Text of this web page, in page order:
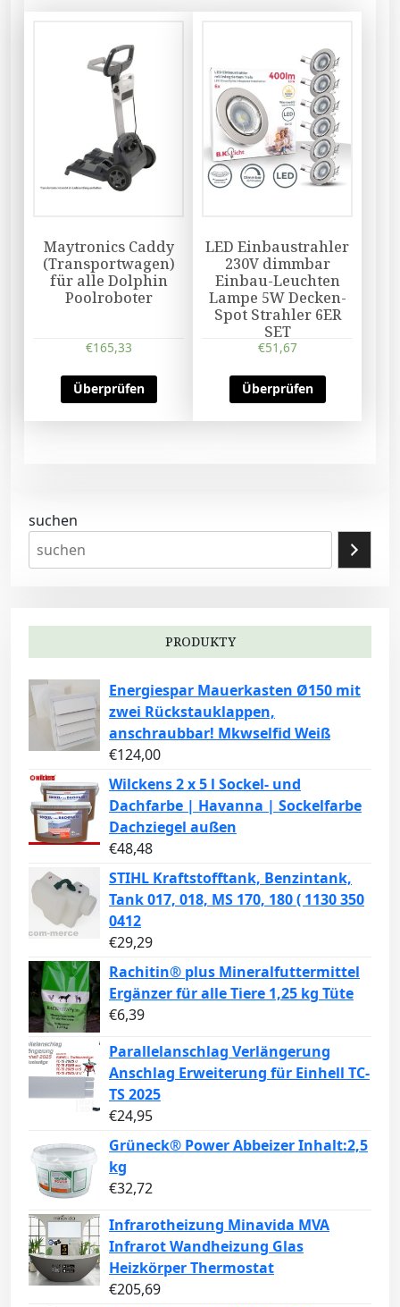
Maytronics Caddy
(Transportwagen)
für alle Dolphin
Poolroboter
€165,33
Überprüfen
LED Einbaustrahler
230V dimmbar
Einbau-Leuchten
Lampe 5W Decken-
Spot Strahler 6ER
SET
€51,67
Überprüfen
suchen
PRODUKTY
Energiespar Mauerkasten Ø150 mit
zwei Rückstauklappen,
anschraubbar! Mkwselfid Weiß
€124,00
Wilckens 2 x 5 l Sockel- und
Dachfarbe | Havanna | Sockelfarbe
Dachziegel außen
€48,48
STIHL Kraftstofftank, Benzintank,
Tank 017, 018, MS 170, 180 ( 1130 350
0412
€29,29
Rachitin® plus Mineralfuttermittel
Ergänzer für alle Tiere 1,25 kg Tüte
€6,39
Parallelanschlag Verlängerung
Anschlag Erweiterung für Einhell TC-
TS 2025
€24,95
Grüneck® Power Abbeizer Inhalt:2,5
kg
€32,72
Infrarotheizung Minavida MVA
Infrarot Wandheizung Glas
Heizkörper Thermostat
€205,69